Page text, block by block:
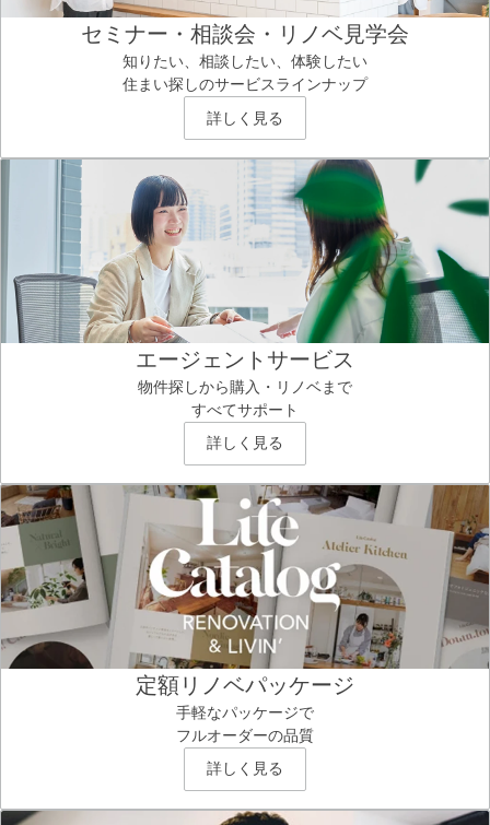
セミナー・相談会・リノベ見学会
知りたい、相談したい、体験したい
住まい探しのサービスラインナップ
詳しく見る
エージェントサービス
物件探しから購入・リノベまで
すべてサポート
詳しく見る
定額リノベパッケージ
手軽なパッケージで
フルオーダーの品質
詳しく見る